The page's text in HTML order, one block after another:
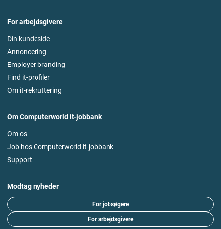
For arbejdsgivere
Din kundeside
Annoncering
Employer branding
Find it-profiler
Om it-rekruttering
Om Computerworld it-jobbank
Om os
Job hos Computerworld it-jobbank
Support
Modtag nyheder
For jobsøgere
For arbejdsgivere